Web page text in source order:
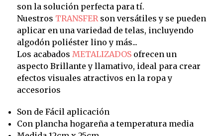
son la solución perfecta para tí.
Nuestros TRANSFERson versátiles y se pueden
aplicar en una variedad de telas, incluyendo
algodón poliéster lino y más...
Los acabados METALIZADOSofrecen un
aspecto Brillante y llamativo, ideal para crear
efectos visuales atractivos en la ropa y
accesorios
Son de Fácil aplicación
Con plancha hogareña a temperatura media